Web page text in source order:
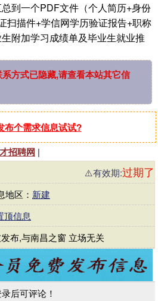
到一个PDF文件（个人简历+身份
扫描件+学信网学历验证报告+职称
附加学习成绩单及毕业生就业推
方式已隐藏,请查看本站其它信
布个需求信息试试?
招聘网 |
⚠️有效期:过期了
地区： 新建
顶信息
布,与南昌之窗 立场无关
后可评论！